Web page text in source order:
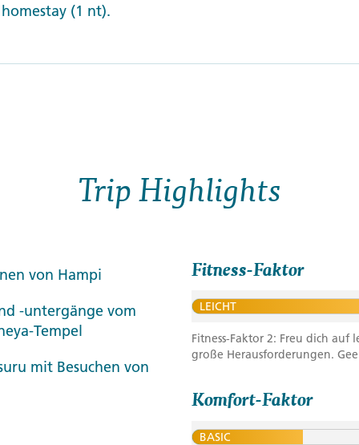
(1 nt).
Trip Highlights
von Hampi
-untergänge vom
Tempel
mit Besuchen von
Fitness-Faktor
LEICHT
Fitness-Faktor 2: Freu dich
große Herausforderungen.
Komfort-Faktor
BASIC